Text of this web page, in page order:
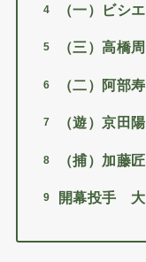
（一）ビシ
（三）高橋
（二）阿部
（遊）京田
（捕）加藤
開幕投手 大